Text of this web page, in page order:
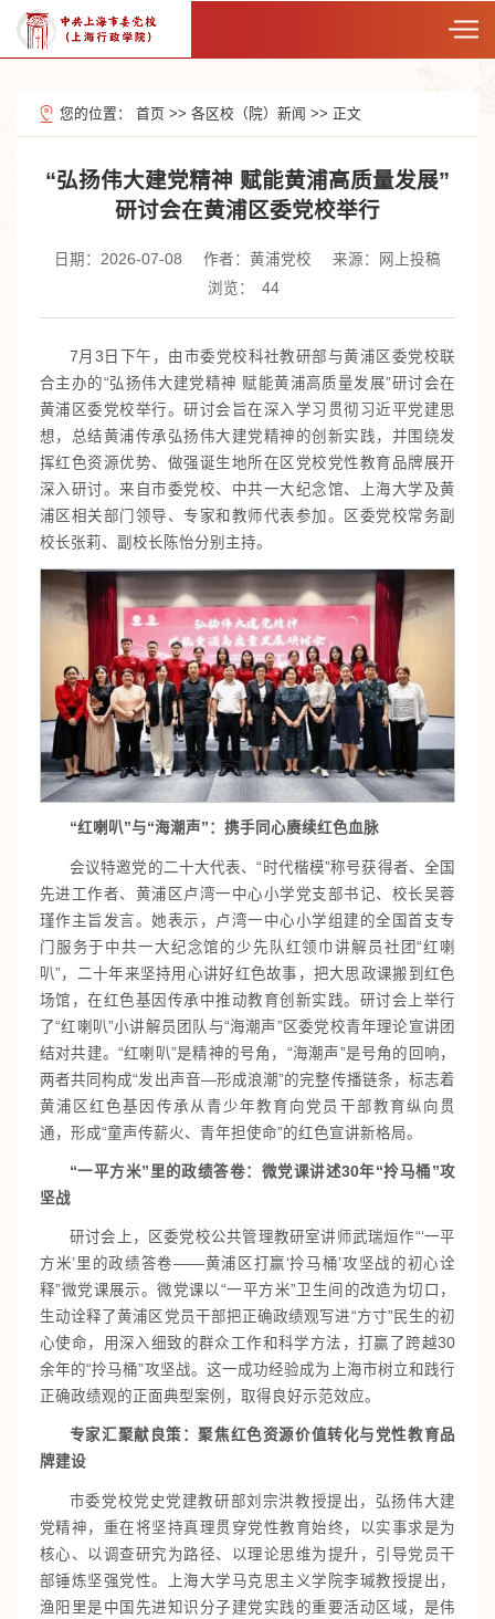
您的位置： 首页 >> 各区校（院）新闻 >> 正文
“弘扬伟大建党精神 赋能黄浦高质量发展”
研讨会在黄浦区委党校举行
日期：2026-07-08 作者：黄浦党校
来源：网上投稿
浏览：
44
7月3日下午，由市委党校科社教研部与黄浦区委党校联
合主办的“弘扬伟大建党精神 赋能黄浦高质量发展”研讨会在
黄浦区委党校举行。研讨会旨在深入学习贯彻习近平党建思
想，总结黄浦传承弘扬伟大建党精神的创新实践，并围绕发
挥红色资源优势、做强诞生地所在区党校党性教育品牌展开
深入研讨。来自市委党校、中共一大纪念馆、上海大学及黄
浦区相关部门领导、专家和教师代表参加。区委党校常务副
校长张莉、副校长陈怡分别主持。
“红喇叭”与“海潮声”：携手同心赓续红色血脉
会议特邀党的二十大代表、“时代楷模”称号获得者、全国
先进工作者、黄浦区卢湾一中心小学党支部书记、校长吴蓉
瑾作主旨发言。她表示，卢湾一中心小学组建的全国首支专
门服务于中共一大纪念馆的少先队红领巾讲解员社团“红喇
叭”，二十年来坚持用心讲好红色故事，把大思政课搬到红色
场馆，在红色基因传承中推动教育创新实践。研讨会上举行
了“红喇叭”小讲解员团队与“海潮声”区委党校青年理论宣讲团
结对共建。“红喇叭”是精神的号角，“海潮声”是号角的回响，
两者共同构成“发出声音—形成浪潮”的完整传播链条，标志着
黄浦区红色基因传承从青少年教育向党员干部教育纵向贯
通，形成“童声传薪火、青年担使命”的红色宣讲新格局。
“一平方米”里的政绩答卷：微党课讲述30年“拎马桶”攻
坚战
研讨会上，区委党校公共管理教研室讲师武瑞烜作“‘一平
方米’里的政绩答卷——黄浦区打赢‘拎马桶’攻坚战的初心诠
释”微党课展示。微党课以“一平方米”卫生间的改造为切口，
生动诠释了黄浦区党员干部把正确政绩观写进“方寸”民生的初
心使命，用深入细致的群众工作和科学方法，打赢了跨越30
余年的“拎马桶”攻坚战。这一成功经验成为上海市树立和践行
正确政绩观的正面典型案例，取得良好示范效应。
专家汇聚献良策：聚焦红色资源价值转化与党性教育品
牌建设
市委党校党史党建教研部刘宗洪教授提出，弘扬伟大建
党精神，重在将坚持真理贯穿党性教育始终，以实事求是为
核心、以调查研究为路径、以理论思维为提升，引导党员干
部锤炼坚强党性。上海大学马克思主义学院李瑊教授提出，
渔阳里是中国先进知识分子建党实践的重要活动区域，是伟